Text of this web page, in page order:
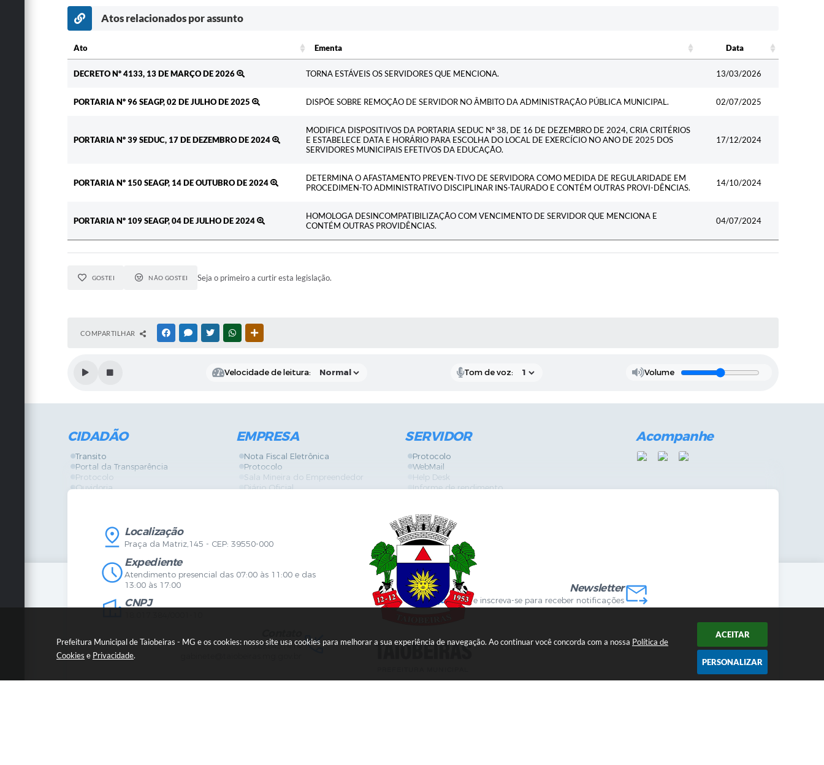
Prefeitura Municipal de Taiobeiras - MG e os cookies: nosso site usa cookies para melhorar a sua experiência de navegação. Ao continuar você concorda com a nossa Política de
Cookies e Privacidade.
ACEITAR
PERSONALIZAR
Atos relacionados por assunto
Ato Ementa
Data
DECRETO Nº 4133, 13 DE MARÇO DE 2026
TORNA ESTÁVEIS OS SERVIDORES QUE MENCIONA. 13/03/2026
PORTARIA Nº 96 SEAGP, 02 DE JULHO DE 2025 DISPÕE SOBRE REMOÇÃO DE SERVIDOR NO ÂMBITO DA ADMINISTRAÇÃO PÚBLICA MUNICIPAL. 02/07/2025
PORTARIA Nº 39 SEDUC, 17 DE DEZEMBRO DE 2024
MODIFICA DISPOSITIVOS DA PORTARIA SEDUC Nº 38, DE 16 DE DEZEMBRO DE 2024, CRIA CRITÉRIOS
E ESTABELECE DATA E HORÁRIO PARA ESCOLHA DO LOCAL DE EXERCÍCIO NO ANO DE 2025 DOS
SERVIDORES MUNICIPAIS EFETIVOS DA EDUCAÇÃO.
17/12/2024
PORTARIA Nº 150 SEAGP, 14 DE OUTUBRO DE 2024
DETERMINA O AFASTAMENTO PREVEN-TIVO DE SERVIDORA COMO MEDIDA DE REGULARIDADE EM
PROCEDIMEN-TO ADMINISTRATIVO DISCIPLINAR INS-TAURADO E CONTÉM OUTRAS PROVI-DÊNCIAS.
14/10/2024
PORTARIA Nº 109 SEAGP, 04 DE JULHO DE 2024
HOMOLOGA DESINCOMPATIBILIZAÇÃO COM VENCIMENTO DE SERVIDOR QUE MENCIONA E
CONTÉM OUTRAS PROVIDÊNCIAS.
04/07/2024
GOSTEI NÃO GOSTEI Seja o primeiro a curtir esta legislação.
COMPARTILHAR FACEBOOKMESSENGER
TWITTERWHATSAPP
Velocidade de leitura: Tom de voz: Volume
CIDADÃO
Transito
Portal da Transparência
Protocolo
Ouvidoria
Legislação
Diário Oficial
Mapa do Site
Certidões
Agenda de Eventos
Concursos
Telefones Úteis
EMPRESA
Nota Fiscal Eletrônica
Protocolo
Sala Mineira do Empreendedor
Diário Oficial
Serviços Online
Vigilância Sanitária
SERVIDOR
Protocolo
WebMail
Help Desk
Informe de rendimento
GPI
Diário Oficial
Fale com RH
SGDI - Sistema de Gerência de Demandas Internas
Concurso Público e Processo Seletivo
Portal da Atenção Primaria
Acompanhe
Localização
Praça da Matriz,145 - CEP: 39550-000
Expediente
Atendimento presencial das 07:00 às 11:00 e das
13:00 às 17:00
CNPJ
3838451414
Newsletter
Clique aquie inscreva-se para receber notificações